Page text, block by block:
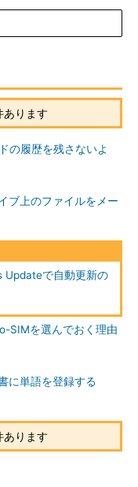
アを更新したり、セキ
他の作業も含まれる。
いる場合は、アイドル
を変更するには、自動
。それには、コントロ
プレットを開いて、以
の1）
Upda
。
ります
の履歴を残さないよ
ブ上のファイルをメー
Updateで自動更新の
SIMを選んでおく理由
に単語を登録する
ります